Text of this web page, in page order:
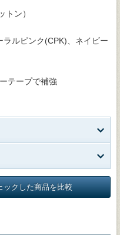
トン）
ラルピンク(CPK)、ネイビー
テープで補強
ックした商品を比較